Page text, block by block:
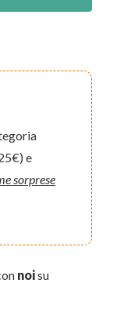
e
sorprese
noisu